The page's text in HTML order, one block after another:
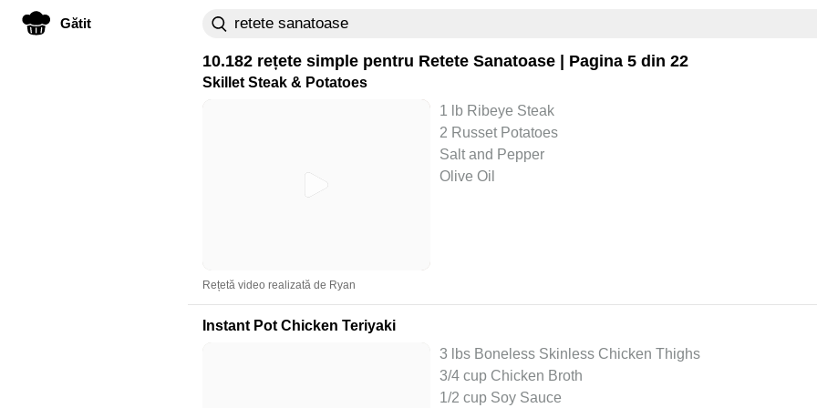
Gătit
10.182 rețete simple pentru Retete Sanatoase | Pagina 5 din 22
Skillet Steak & Potatoes
1 lb Ribeye Steak
2 Russet Potatoes
Salt and Pepper
Olive Oil
Rețetă video realizată de Ryan
Instant Pot Chicken Teriyaki
3 lbs Boneless Skinless Chicken Thighs
3/4 cup Chicken Broth
1/2 cup Soy Sauce